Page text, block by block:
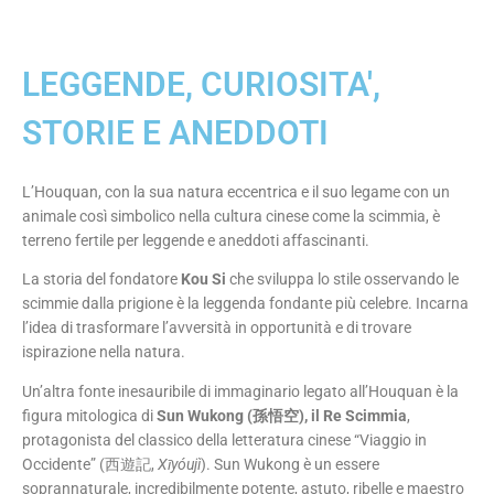
LEGGENDE, CURIOSITA',
STORIE E ANEDDOTI
L’Houquan, con la sua natura eccentrica e il suo legame con un
animale così simbolico nella cultura cinese come la scimmia, è
terreno fertile per leggende e aneddoti affascinanti.
La storia del fondatore Kou Si che sviluppa lo stile osservando le
scimmie dalla prigione è la leggenda fondante più celebre. Incarna
l’idea di trasformare l’avversità in opportunità e di trovare
ispirazione nella natura.
Un’altra fonte inesauribile di immaginario legato all’Houquan è la
figura mitologica diSun Wukong (孫悟空), il Re Scimmia,
protagonista del classico della letteratura cinese “Viaggio in
Occidente” (西遊記, Xīyóujì). Sun Wukong è un essere
soprannaturale, incredibilmente potente, astuto, ribelle e maestro